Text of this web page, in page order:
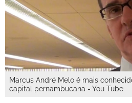
Marcus André Melo é mais
capital pernambucana - You Tube